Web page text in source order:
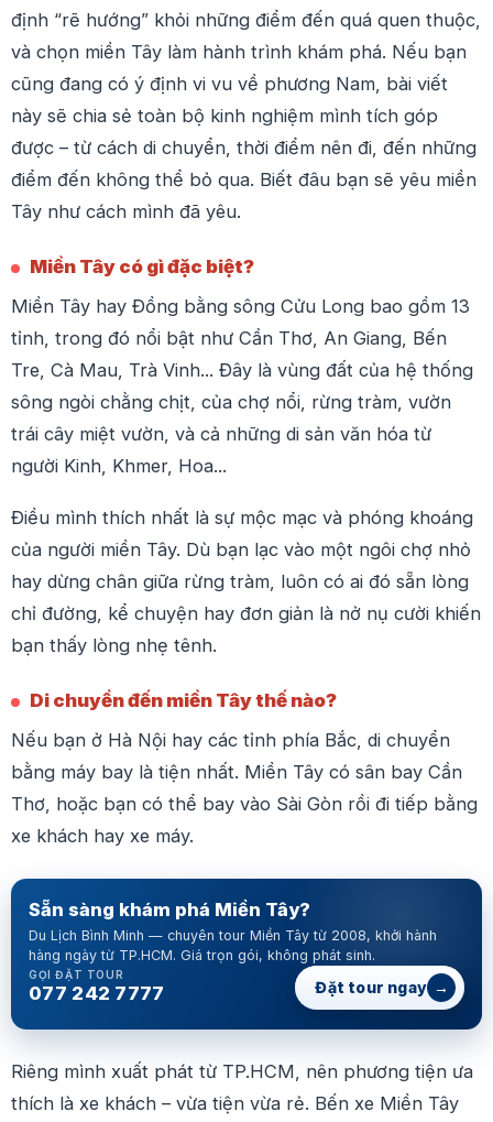
định “rẽ hướng” khỏi những điểm đến quá quen thuộc,
và chọn miền Tây làm hành trình khám phá. Nếu bạn
cũng đang có ý định vi vu về phương Nam, bài viết
này sẽ chia sẻ toàn bộ kinh nghiệm mình tích góp
được – từ cách di chuyển, thời điểm nên đi, đến những
điểm đến không thể bỏ qua. Biết đâu bạn sẽ yêu miền
Tây như cách mình đã yêu.
Miền Tây có gì đặc biệt?
Miền Tây hay Đồng bằng sông Cửu Long bao gồm 13
tỉnh, trong đó nổi bật như Cần Thơ, An Giang, Bến
Tre, Cà Mau, Trà Vinh... Đây là vùng đất của hệ thống
sông ngòi chằng chịt, của chợ nổi, rừng tràm, vườn
trái cây miệt vườn, và cả những di sản văn hóa từ
người Kinh, Khmer, Hoa...
Điều mình thích nhất là sự mộc mạc và phóng khoáng
của người miền Tây. Dù bạn lạc vào một ngôi chợ nhỏ
hay dừng chân giữa rừng tràm, luôn có ai đó sẵn lòng
chỉ đường, kể chuyện hay đơn giản là nở nụ cười khiến
bạn thấy lòng nhẹ tênh.
Di chuyển đến miền Tây thế nào?
Nếu bạn ở Hà Nội hay các tỉnh phía Bắc, di chuyển
bằng máy bay là tiện nhất. Miền Tây có sân bay Cần
Thơ, hoặc bạn có thể bay vào Sài Gòn rồi đi tiếp bằng
xe khách hay xe máy.
Sẵn sàng khám phá Miền Tây?
Du Lịch Bình Minh — chuyên tour Miền Tây từ 2008, khởi hành
hàng ngày từ TP.HCM. Giá trọn gói, không phát sinh.
GỌI ĐẶT TOUR
077 242 7777 Đặt tour ngay →
Riêng mình xuất phát từ TP.HCM, nên phương tiện ưa
thích là xe khách – vừa tiện vừa rẻ. Bến xe Miền Tây